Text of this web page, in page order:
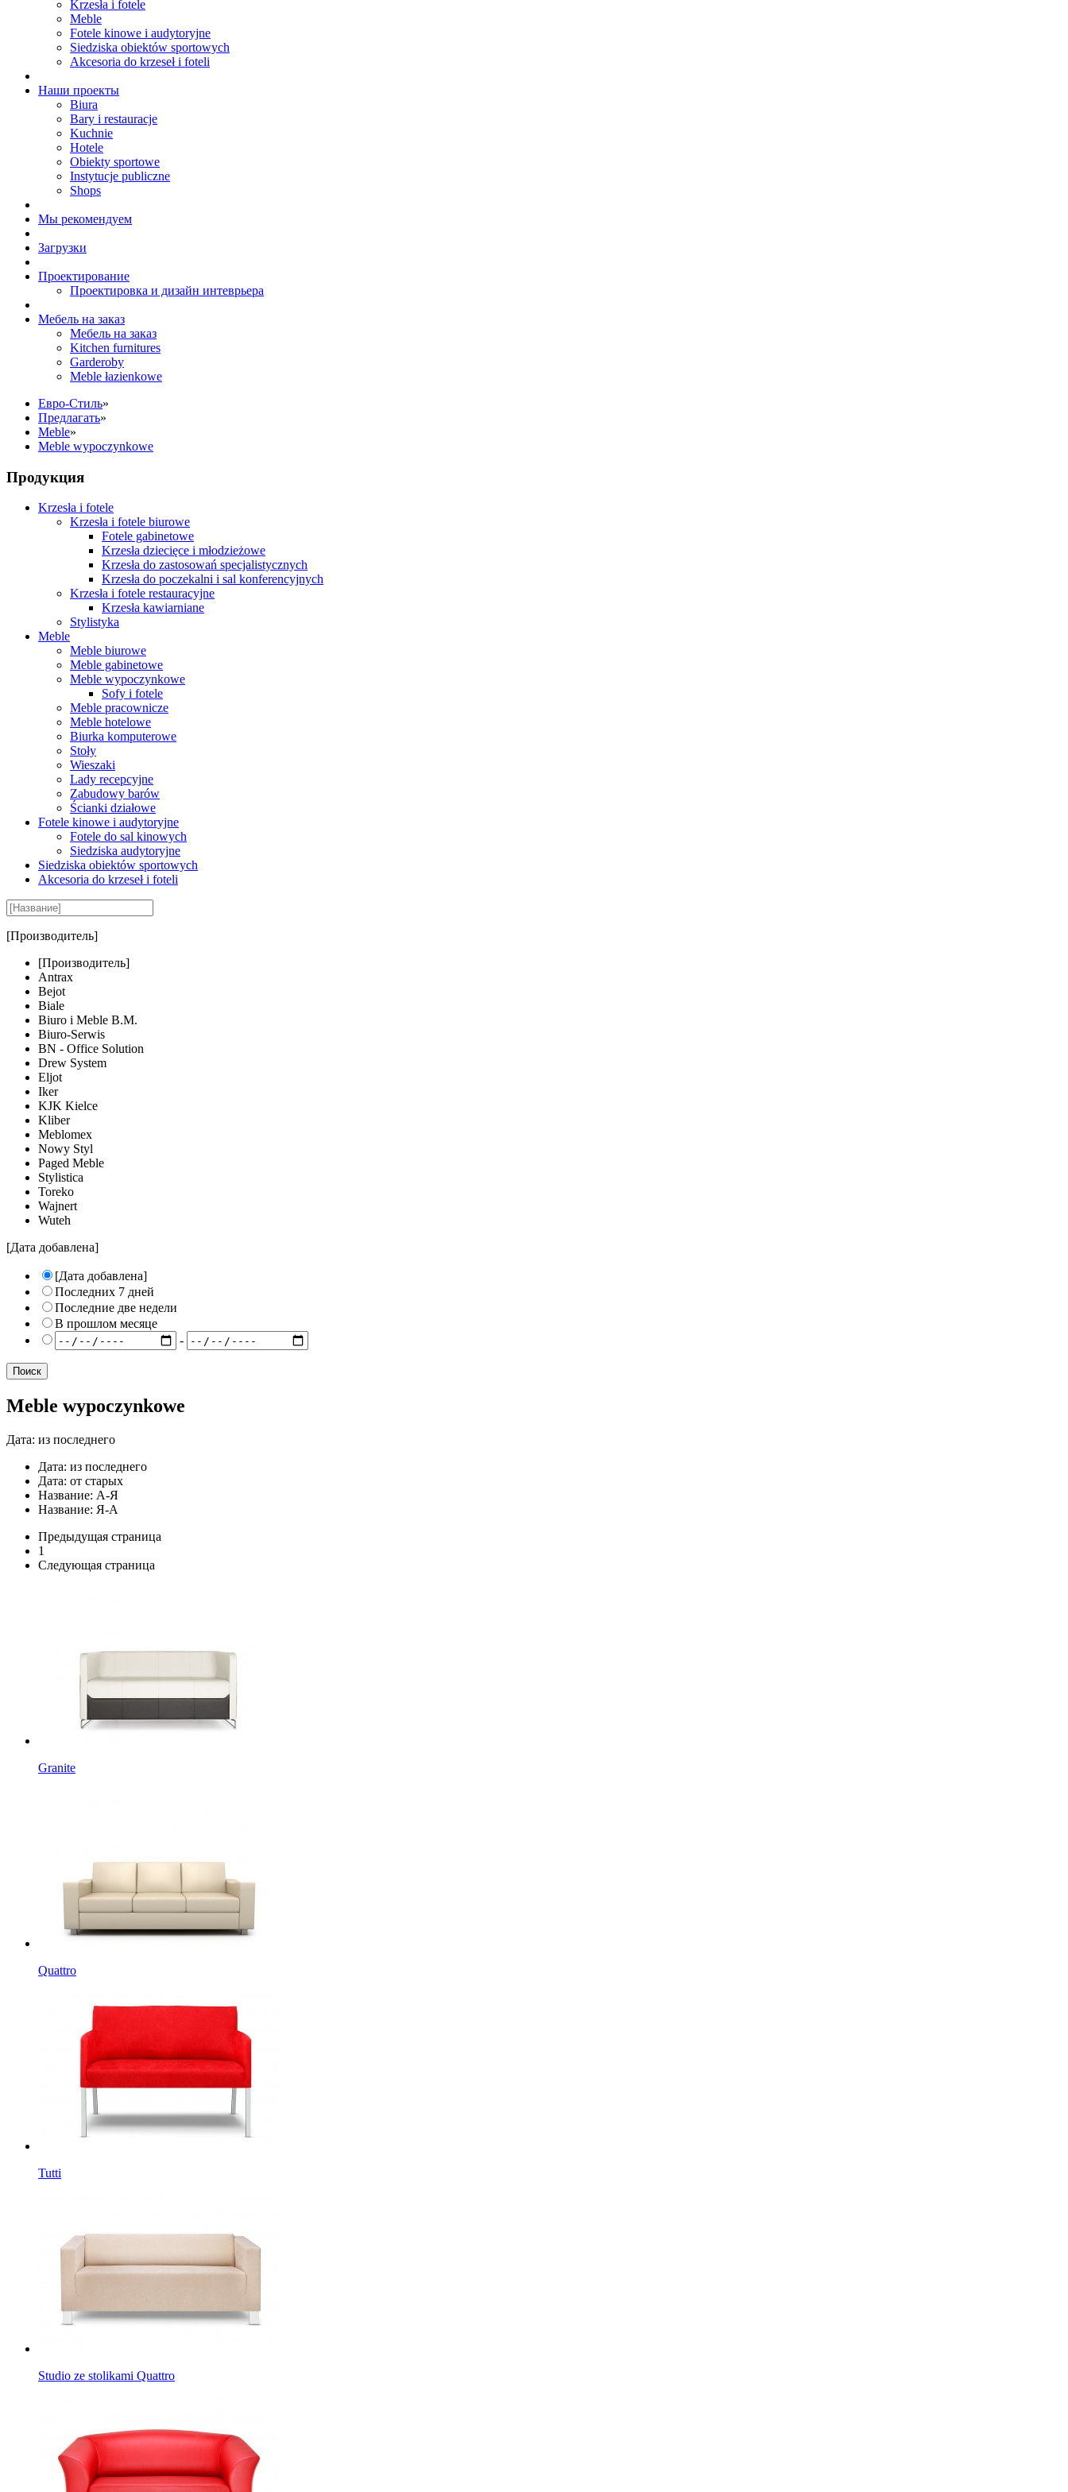
Krzesła i fotele
Meble
Fotele kinowe i audytoryjne
Siedziska obiektów sportowych
Akcesoria do krzeseł i foteli
Наши проекты
Biura
Bary i restauracje
Kuchnie
Hotele
Obiekty sportowe
Instytucje publiczne
Shops
Мы рекомендуем
Загрузки
Проектирование
Проектировка и дизайн интеврьера
Мебель на заказ
Мебель на заказ
Kitchen furnitures
Garderoby
Meble łazienkowe
Eвро-Стиль»
Предлагать»
Meble»
Meble wypoczynkowe
Продукция
Krzesła i fotele
Krzesła i fotele biurowe
Fotele gabinetowe
Krzesła dziecięce i młodzieżowe
Krzesła do zastosowań specjalistycznych
Krzesła do poczekalni i sal konferencyjnych
Krzesła i fotele restauracyjne
Krzesła kawiarniane
Stylistyka
Meble
Meble biurowe
Meble gabinetowe
Meble wypoczynkowe
Sofy i fotele
Meble pracownicze
Meble hotelowe
Biurka komputerowe
Stoły
Wieszaki
Lady recepcyjne
Zabudowy barów
Ścianki działowe
Fotele kinowe i audytoryjne
Fotele do sal kinowych
Siedziska audytoryjne
Siedziska obiektów sportowych
Akcesoria do krzeseł i foteli
[Производитель]
[Производитель]
Antrax
Bejot
Biale
Biuro i Meble B.M.
Biuro-Serwis
BN - Office Solution
Drew System
Eljot
Iker
KJK Kielce
Kliber
Meblomex
Nowy Styl
Paged Meble
Stylistica
Toreko
Wajnert
Wuteh
[Дата добавлена]
[Дата добавлена]
Последних 7 дней
Последние две недели
В прошлом месяце
-
Meble wypoczynkowe
Дата: из последнего
Дата: из последнего
Дата: от старых
Название: A-Я
Название: Я-A
Предыдущая страница
1
Следующая страница
Granite
Quattro
Tutti
Studio ze stolikami Quattro